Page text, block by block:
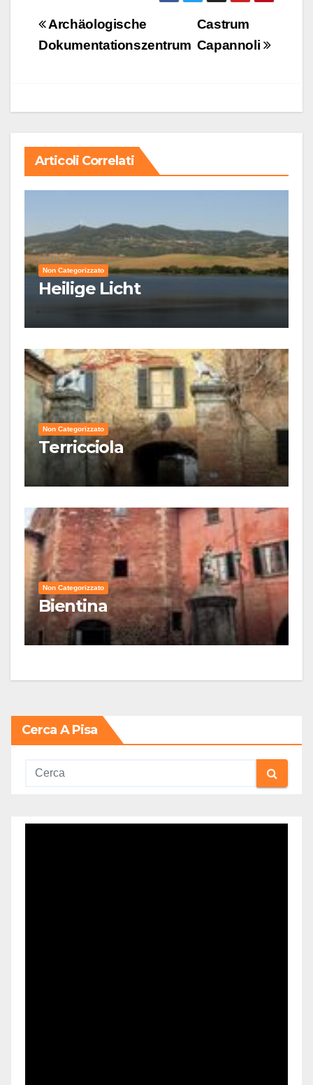
Navigazione
articoli
Castrum
Capannoli
Archäologische
Dokumentationszentrum
Articoli Correlati
Non Categorizzato
Heilige Licht
Non Categorizzato
Terricciola
Non Categorizzato
Bientina
Cerca A Pisa